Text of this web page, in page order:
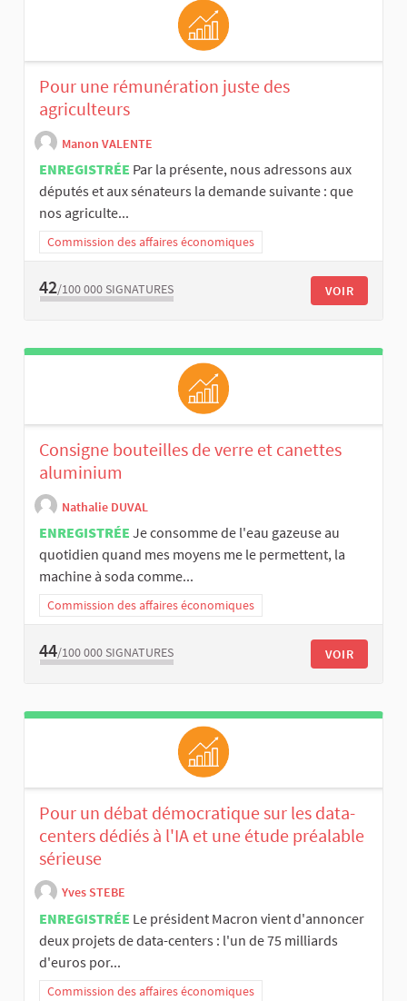
Pour une rémunération juste des
agriculteurs
Manon VALENTE
ENREGISTRÉE Par la présente, nous adressons aux
députés et aux sénateurs la demande suivante : que
nos agriculte...
Commission des affaires économiques
42/100 000 SIGNATURES VOIR
Consigne bouteilles de verre et canettes
aluminium
Nathalie DUVAL
ENREGISTRÉE Je consomme de l'eau gazeuse au
quotidien quand mes moyens me le permettent, la
machine à soda comme...
Commission des affaires économiques
44/100 000 SIGNATURES VOIR
Pour un débat démocratique sur les data-
centers dédiés à l'IA et une étude préalable
sérieuse
Yves STEBE
ENREGISTRÉE Le président Macron vient d'annoncer
deux projets de data-centers : l'un de 75 milliards
d'euros por...
Commission des affaires économiques